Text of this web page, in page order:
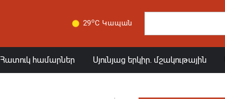
29oC Կապան
Հատուկ համարներ Սյունյաց երկիր. մշակութային